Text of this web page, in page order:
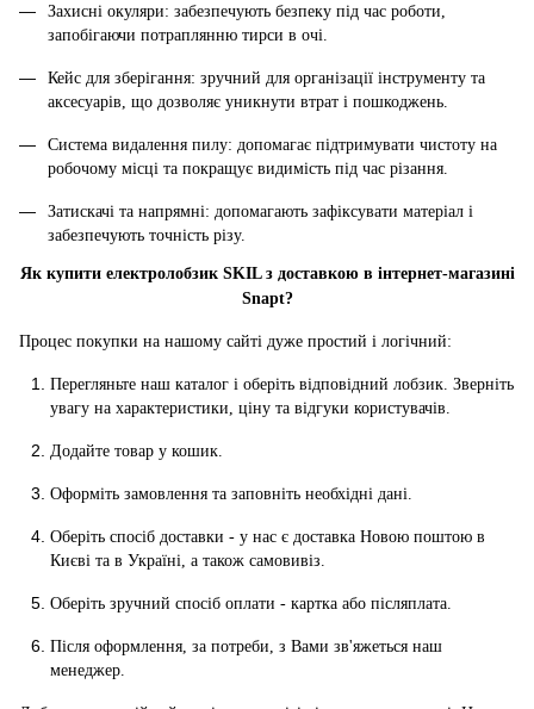
Захисні окуляри: забезпечують безпеку під час роботи,
запобігаючи потраплянню тирси в очі.
Кейс для зберігання: зручний для організації інструменту та
аксесуарів, що дозволяє уникнути втрат і пошкоджень.
Система видалення пилу: допомагає підтримувати чистоту на
робочому місці та покращує видимість під час різання.
Затискачі та напрямні: допомагають зафіксувати матеріал і
забезпечують точність різу.
Як купити електролобзик SKIL з доставкою в інтернет-магазині
Snapt?
Процес покупки на нашому сайті дуже простий і логічний:
Перегляньте наш каталог і оберіть відповідний лобзик. Зверніть
увагу на характеристики, ціну та відгуки користувачів.
Додайте товар у кошик.
Оформіть замовлення та заповніть необхідні дані.
Оберіть спосіб доставки - у нас є доставка Новою поштою в
Києві та в Україні, а також самовивіз.
Оберіть зручний спосіб оплати - картка або післяплата.
Після оформлення, за потреби, з Вами зв'яжеться наш
менеджер.